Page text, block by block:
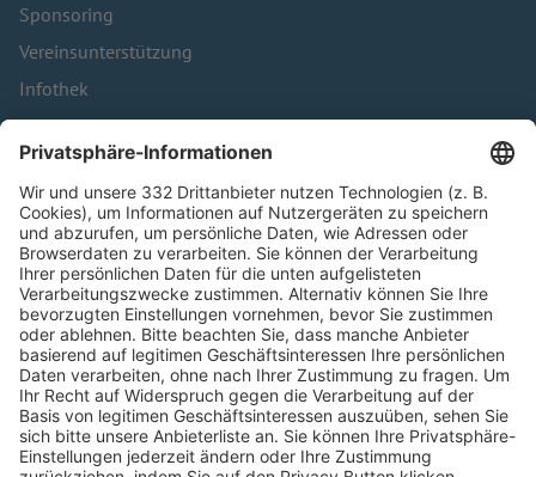
Sponsoring
Vereinsunterstützung
Infothek
Kontakt
HÄUFIG BESUCHTE SEITEN
Pässe und Vereinswechsel
Trainerausbildung
Schulungsangebot Vereinsmitarbeiter
BFV-Geschäftsstellen
Trainerbörse
Login SpielPlus